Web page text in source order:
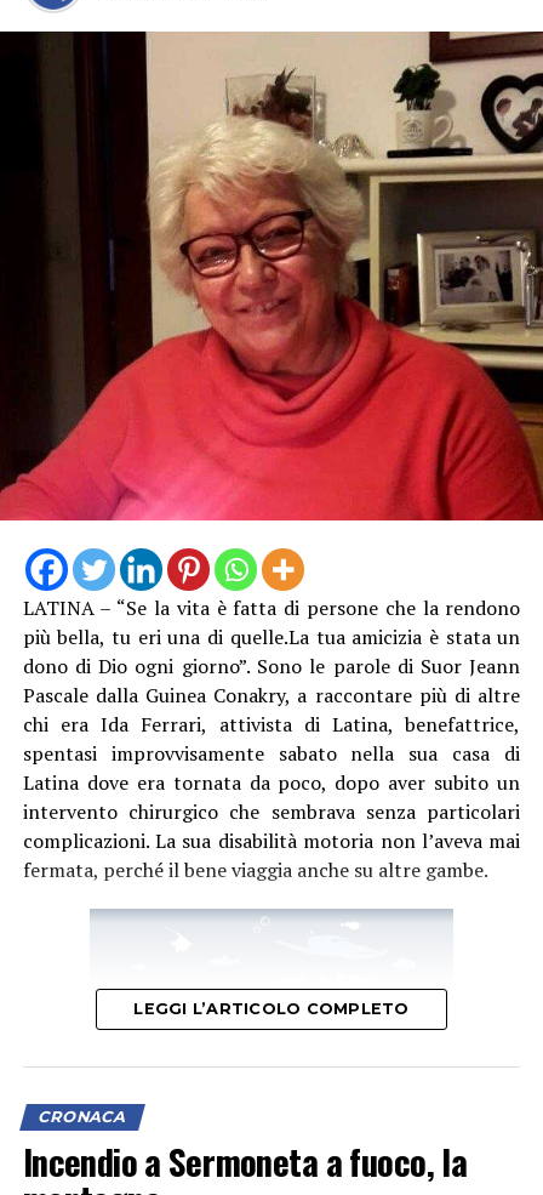
LATINA – “Se la vita è fatta di persone che la rendono
più bella, tu eri una di quelle.La tua amicizia è stata un
dono di Dio ogni giorno”. Sono le parole di Suor Jeann
Pascale dalla Guinea Conakry, a raccontare più di altre
chi era Ida Ferrari, attivista di Latina, benefattrice,
spentasi improvvisamente sabato nella sua casa di
Latina dove era tornata da poco, dopo aver subito un
intervento chirurgico che sembrava senza particolari
complicazioni. La sua disabilità motoria non l’aveva mai
fermata, perché il bene viaggia anche su altre gambe.
LEGGI L’ARTICOLO COMPLETO
CRONACA
Incendio a Sermoneta a fuoco, la